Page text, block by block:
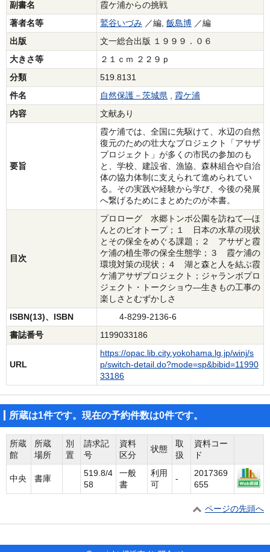
副書名
霞ケ浦からの挑戦
著者名等
鷲谷いづみ ／編, 飯島博 ／編
出版
文一総合出版 １９９９．０６
大きさ等
２１ｃｍ ２２９ｐ
分類
519.8131
件名
自然保護－茨城県 , 霞ケ浦
内容
文献あり
要旨
霞ケ浦では、全国に先駆けて、水辺の自然
復元のための壮大なプロジェクト「アサザ
プロジェクト」が多くの市民の参加のも
と、学校、建設省、漁協、森林組合や自治
体の協力体制に支えられて進められてい
る。その実践や経験から学び、今後の発展
へ繋げるためにまとめたのが本書。
目次
プロローグ 水郷トンボ公園を訪ねて―ほ
んとのビオトープ；１ 日本の水草の現状
とその保全をめぐる課題；２ アサザと霞
ケ浦の植生帯の保全生態学；３ 霞ケ浦の
環境対策の現状；４ 湖と森と人を結ぶ霞
ケ浦アサザプロジェクト；ジャランボプロ
ジェクト・トークショウ―生きもの工事の
楽しさとむずかしさ
ISBN(13)、ISBN
4-8299-2136-6
書誌番号
1199033186
URL
https://opac.lib.city.yokohama.lg.jp/winj/s
p/switch-detail.do?mode=sp&bibid=11990
33186
所蔵は1件です。現在の予約件数は0件です。
所蔵
館
所蔵
場所
別
置
請求記
号
資料
区分
状態
取
扱
資料コー
ド
中央 書庫
519.8/4
58
一般
書
利用
可
-
2017369
655
ページの先頭へ